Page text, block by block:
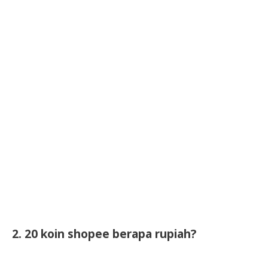
2. 20 koin shopee berapa rupiah?